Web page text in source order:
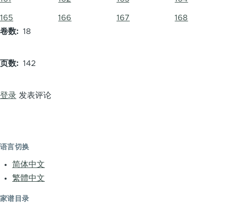
165 166 167
168
卷数
18
页数 142
登录 发表评论
语言切换
简体中文
繁體中文
家谱目录